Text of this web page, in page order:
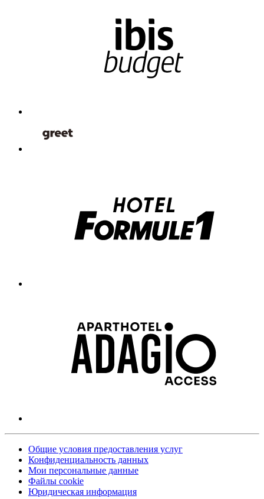
Общие условия предоставления услуг
Конфиденциальность данных
Мои персональные данные
Файлы cookie
Юридическая информация